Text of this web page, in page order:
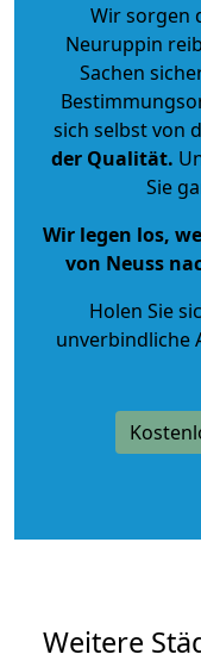
Wir sorgen
Neuruppin
Sachen
sich selbst von
der Qualität.
Sie
Wir legen los,
von Neuss
Holen Sie
unverbindliche
Weitere